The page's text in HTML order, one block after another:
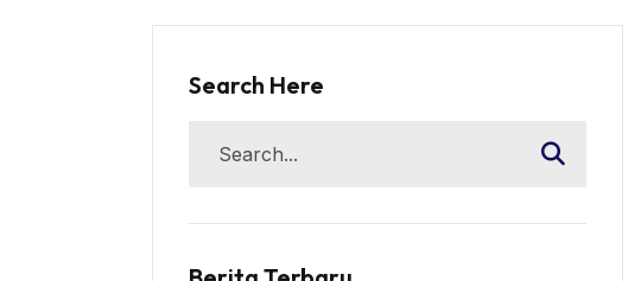
Search Here